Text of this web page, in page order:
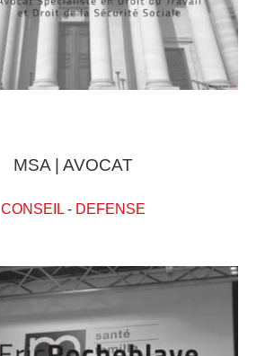
MSA | AVOCAT
CONSEIL- DEFENSE